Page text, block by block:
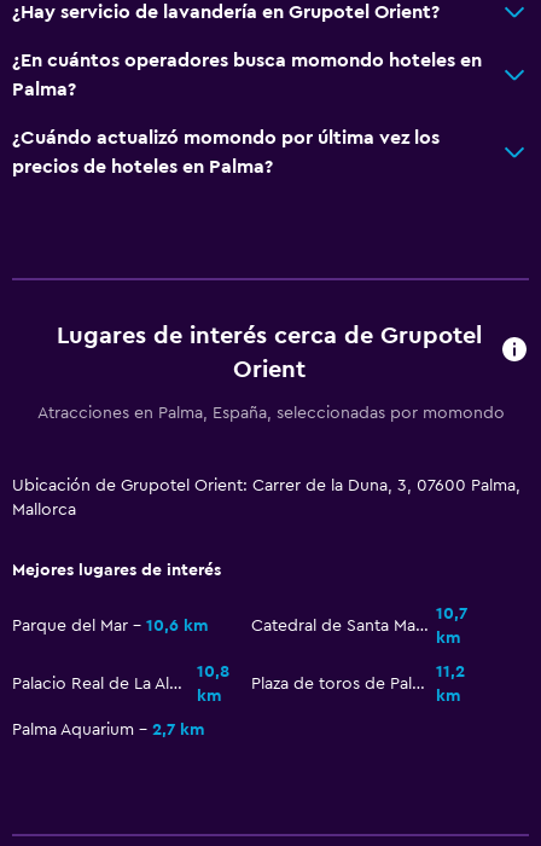
Piscina (cubierta)
Piscina al aire libre
Sauna
Vapor
Ascensor
Para no fumadores
Secador de pelo
Baño privado
Ducha italiana
Vista al mar
¿Hay servicio de lavandería en Grupotel Orient?
¿En cuántos operadores busca momondo hoteles en
Palma?
¿Cuándo actualizó momondo por última vez los
precios de hoteles en Palma?
Lugares de interés cerca de Grupotel
Orient
Atracciones en Palma, España, seleccionadas por momondo
Ubicación de Grupotel Orient: Carrer de la Duna, 3, 07600 Palma,
Mallorca
Mejores lugares de interés
Parque del Mar 10,6 km Catedral de Santa María de Palma de Mallorca
10,7
km
Palacio Real de La Almudaina
10,8
km
Plaza de toros de Palma de Mallorca
11,2
km
Palma Aquarium
2,7 km